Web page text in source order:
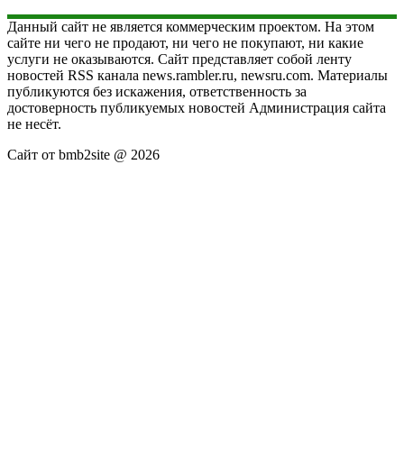
Данный сайт не является коммерческим проектом. На этом
сайте ни чего не продают, ни чего не покупают, ни какие
услуги не оказываются. Сайт представляет собой ленту
новостей RSS канала news.rambler.ru, newsru.com. Материалы
публикуются без искажения, ответственность за
достоверность публикуемых новостей Администрация сайта
не несёт.
Сайт от bmb2site @ 2026